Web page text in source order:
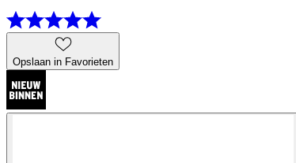
Opslaan in Favorieten